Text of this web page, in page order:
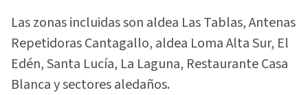
Las zonas incluidas son aldea Las Tablas, Antenas
Repetidoras Cantagallo, aldea Loma Alta Sur, El
Edén, Santa Lucía, La Laguna, Restaurante Casa
Blanca y sectores aledaños.